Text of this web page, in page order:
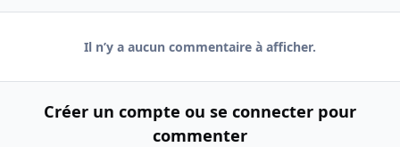
Il n’y a aucun commentaire à afficher.
Créer un compte ou se connecter pour
commenter